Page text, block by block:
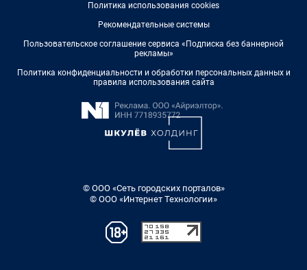
Политика использования cookies
Рекомендательные системы
Пользовательское соглашение сервиса «Подписка без баннерной
рекламы»
Политика конфиденциальности и обработки персональных данных и
правила использования сайта
© ООО «Сеть городских порталов»
© ООО «Интернет Технологии»